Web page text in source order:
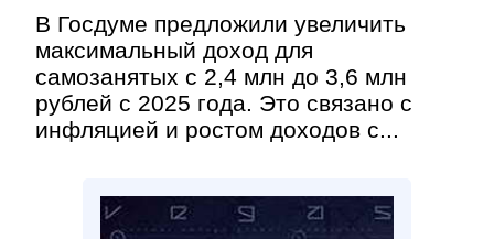
В Госдуме предложили увеличить
максимальный доход для
самозанятых с 2,4 млн до 3,6 млн
рублей с 2025 года. Это связано с
инфляцией и ростом доходов с...